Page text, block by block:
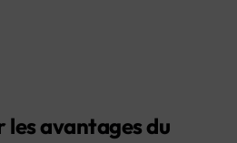
avantages du